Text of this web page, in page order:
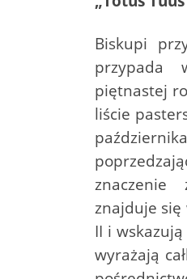
Biskupi
przypada
piętnastej
liście
znaczenie
znajduje się
II i
wyrażają